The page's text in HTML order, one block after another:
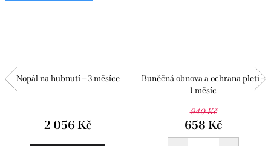
Nopál na hubnutí – 3 měsíce
2 056 Kč
Buněčná obnova a ochrana pleti –
1 měsíc
940 Kč
658 Kč